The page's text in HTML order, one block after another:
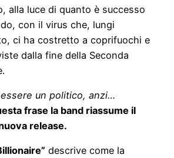
alla luce di quanto è successo
con il virus che, lungi
ci ha costretto a coprifuochi e
dalla fine della Seconda
un politico, anzi…
frase la band riassume il
release.
descrive come la